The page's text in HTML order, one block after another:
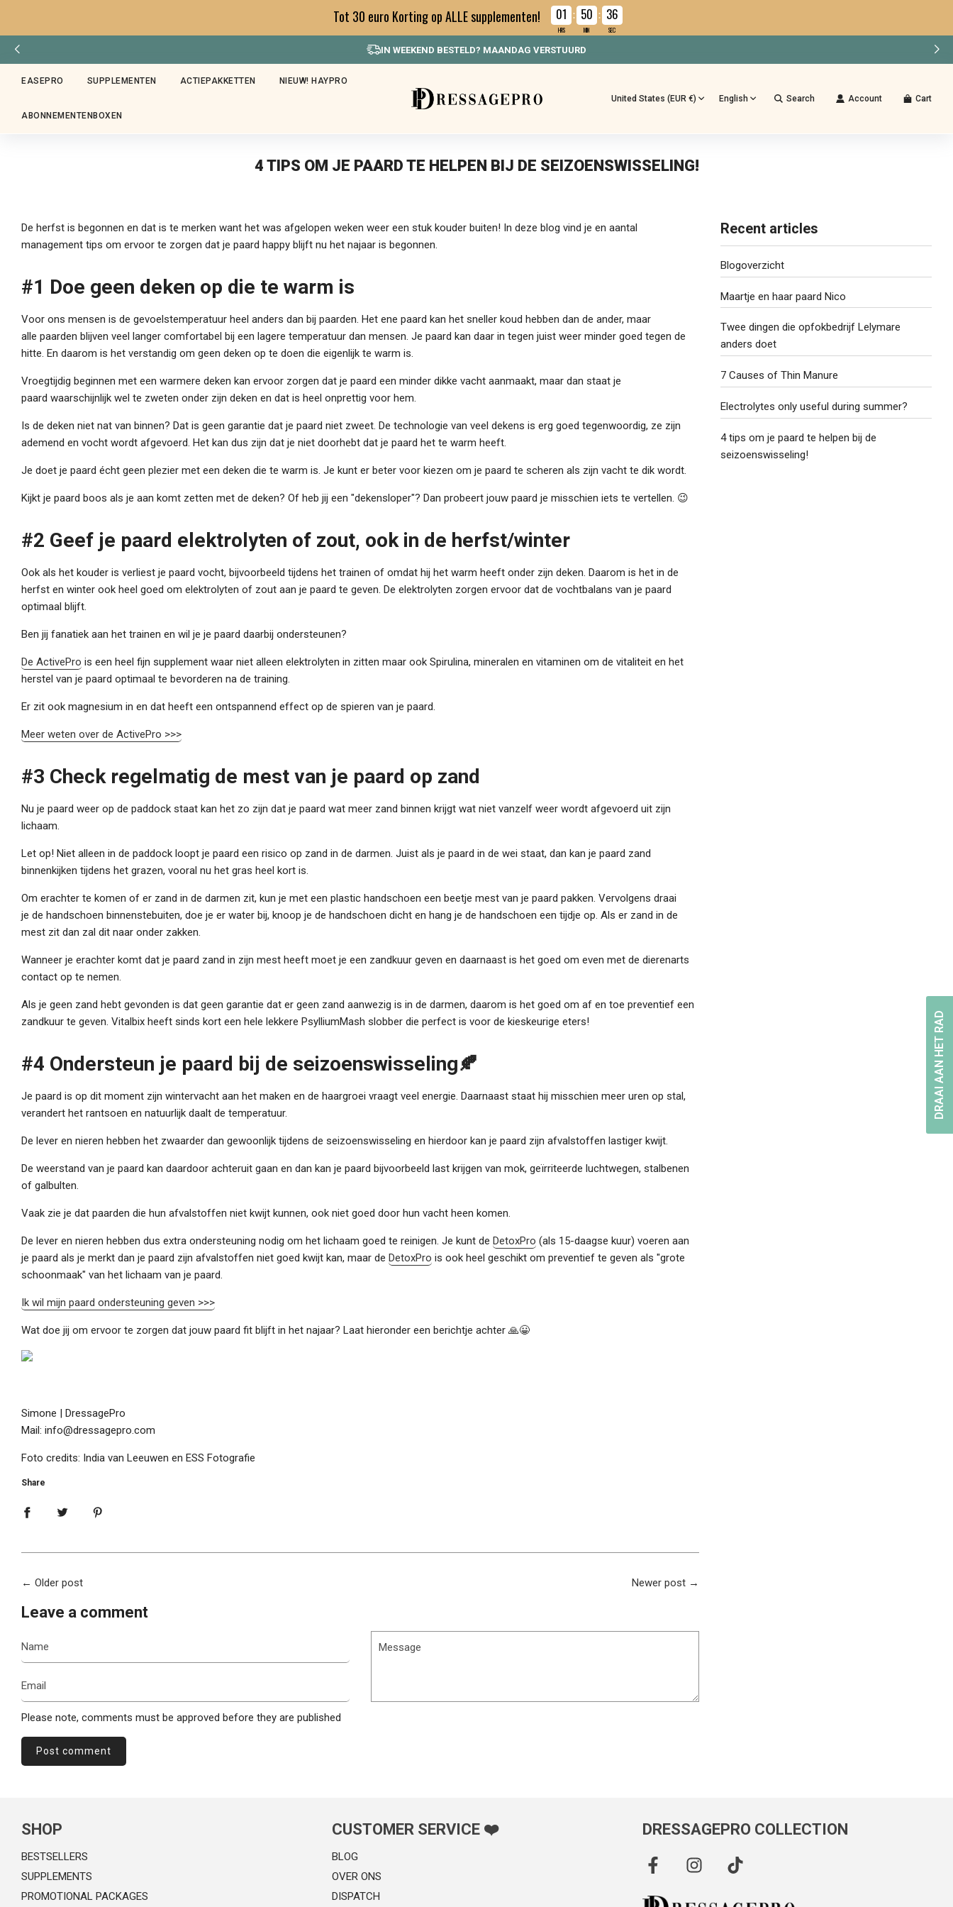
Tot 30 euro Korting op ALLE supplementen! 01 : 50 : 36
HRS MIN SEC
IN WEEKEND BESTELD? MAANDAG VERSTUURD
EASEPRO SUPPLEMENTEN ACTIEPAKKETTEN NIEUW! HAYPRO
ABONNEMENTENBOXEN
United States (EUR €) English Search Account Cart
4 TIPS OM JE PAARD TE HELPEN BIJ DE SEIZOENSWISSELING!
De herfst is begonnen en dat is te merken want het was afgelopen weken weer een stuk kouder buiten! In deze blog vind je en aantal
management tips om ervoor te zorgen dat je paard happy blijft nu het najaar is begonnen.
#1 Doe geen deken op die te warm is
Voor ons mensen is de gevoelstemperatuur heel anders dan bij paarden. Het ene paard kan het sneller koud hebben dan de ander, maar
alle paarden blijven veel langer comfortabel bij een lagere temperatuur dan mensen. Je paard kan daar in tegen juist weer minder goed tegen de
hitte. En daarom is het verstandig om geen deken op te doen die eigenlijk te warm is.
Vroegtijdig beginnen met een warmere deken kan ervoor zorgen dat je paard een minder dikke vacht aanmaakt, maar dan staat je
paard waarschijnlijk wel te zweten onder zijn deken en dat is heel onprettig voor hem.
Is de deken niet nat van binnen? Dat is geen garantie dat je paard niet zweet. De technologie van veel dekens is erg goed tegenwoordig, ze zijn
ademend en vocht wordt afgevoerd. Het kan dus zijn dat je niet doorhebt dat je paard het te warm heeft.
Je doet je paard écht geen plezier met een deken die te warm is. Je kunt er beter voor kiezen om je paard te scheren als zijn vacht te dik wordt.
Kijkt je paard boos als je aan komt zetten met de deken? Of heb jij een "dekensloper"? Dan probeert jouw paard je misschien iets te vertellen. 😉
#2 Geef je paard elektrolyten of zout, ook in de herfst/winter
Ook als het kouder is verliest je paard vocht, bijvoorbeeld tijdens het trainen of omdat hij het warm heeft onder zijn deken. Daarom is het in de
herfst en winter ook heel goed om elektrolyten of zout aan je paard te geven. De elektrolyten zorgen ervoor dat de vochtbalans van je paard
optimaal blijft.
Ben jij fanatiek aan het trainen en wil je je paard daarbij ondersteunen?
De ActivePro is een heel fijn supplement waar niet alleen elektrolyten in zitten maar ook Spirulina, mineralen en vitaminen om de vitaliteit en het
herstel van je paard optimaal te bevorderen na de training.
Er zit ook magnesium in en dat heeft een ontspannend effect op de spieren van je paard.
Meer weten over de ActivePro >>>
#3 Check regelmatig de mest van je paard op zand
Nu je paard weer op de paddock staat kan het zo zijn dat je paard wat meer zand binnen krijgt wat niet vanzelf weer wordt afgevoerd uit zijn
lichaam.
Let op! Niet alleen in de paddock loopt je paard een risico op zand in de darmen. Juist als je paard in de wei staat, dan kan je paard zand
binnenkijken tijdens het grazen, vooral nu het gras heel kort is.
Om erachter te komen of er zand in de darmen zit, kun je met een plastic handschoen een beetje mest van je paard pakken. Vervolgens draai
je de handschoen binnenstebuiten, doe je er water bij, knoop je de handschoen dicht en hang je de handschoen een tijdje op. Als er zand in de
mest zit dan zal dit naar onder zakken.
Wanneer je erachter komt dat je paard zand in zijn mest heeft moet je een zandkuur geven en daarnaast is het goed om even met de dierenarts
contact op te nemen.
Als je geen zand hebt gevonden is dat geen garantie dat er geen zand aanwezig is in de darmen, daarom is het goed om af en toe preventief een
zandkuur te geven. Vitalbix heeft sinds kort een hele lekkere PsylliumMash slobber die perfect is voor de kieskeurige eters!
#4 Ondersteun je paard bij de seizoenswisseling🍂
Je paard is op dit moment zijn wintervacht aan het maken en de haargroei vraagt veel energie. Daarnaast staat hij misschien meer uren op stal,
verandert het rantsoen en natuurlijk daalt de temperatuur.
De lever en nieren hebben het zwaarder dan gewoonlijk tijdens de seizoenswisseling en hierdoor kan je paard zijn afvalstoffen lastiger kwijt.
De weerstand van je paard kan daardoor achteruit gaan en dan kan je paard bijvoorbeeld last krijgen van mok, geïrriteerde luchtwegen, stalbenen
of galbulten.
Vaak zie je dat paarden die hun afvalstoffen niet kwijt kunnen, ook niet goed door hun vacht heen komen.
De lever en nieren hebben dus extra ondersteuning nodig om het lichaam goed te reinigen. Je kunt de DetoxPro (als 15-daagse kuur) voeren aan
je paard als je merkt dan je paard zijn afvalstoffen niet goed kwijt kan, maar de DetoxPro is ook heel geschikt om preventief te geven als "grote
schoonmaak" van het lichaam van je paard.
Ik wil mijn paard ondersteuning geven >>>
Wat doe jij om ervoor te zorgen dat jouw paard fit blijft in het najaar? Laat hieronder een berichtje achter 🙏😀
Simone | DressagePro
Mail: info@dressagepro.com
Foto credits: India van Leeuwen en ESS Fotografie
Share
← Older post Newer post→
Leave a comment
Name
Email
Please note, comments must be approved before they are published
Recent articles
Blogoverzicht
Maartje en haar paard Nico
Twee dingen die opfokbedrijf Lelymare
anders doet
7 Causes of Thin Manure
Electrolytes only useful during summer?
4 tips om je paard te helpen bij de
seizoenswisseling!
SHOP
BESTSELLERS
SUPPLEMENTS
PROMOTIONAL PACKAGES
CUSTOMER SERVICE ❤️
BLOG
OVER ONS
DISPATCH
DRESSAGEPRO COLLECTION
DRAAI AAN HET RAD